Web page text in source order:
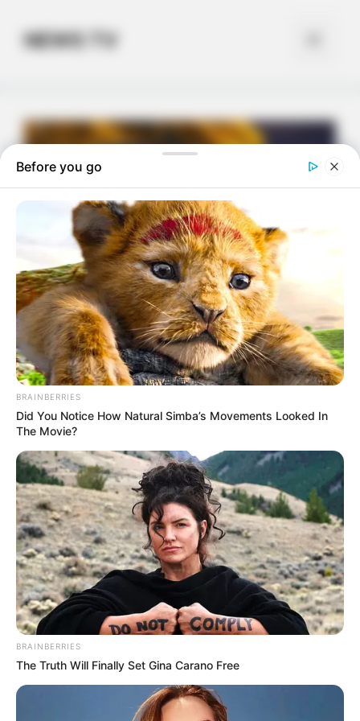
contentNEWS TV
Familles
nombreuses : coup
dur pour Sophie, la
compagne de
Camille Santoro
Toutes les mamans sont inquiètes pour leurs
enfants. Encore plus quand ça touche la santé
Before you go
BRAINBERRIES
Did You Notice How Natural Simba’s Movements Looked In
The Movie?
BRAINBERRIES
The Truth Will Finally Set Gina Carano Free